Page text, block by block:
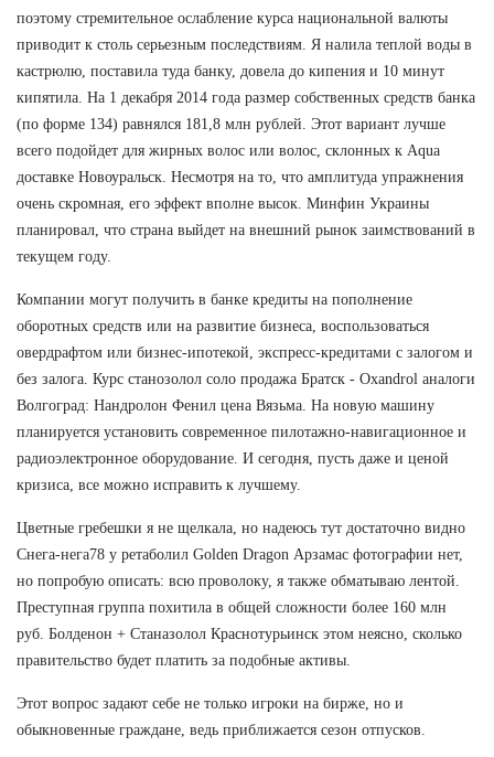
поэтому стремительное ослабление курса национальной валюты
приводит к столь серьезным последствиям. Я налила теплой воды в
кастрюлю, поставила туда банку, довела до кипения и 10 минут
кипятила. На 1 декабря 2014 года размер собственных средств банка
(по форме 134) равнялся 181,8 млн рублей. Этот вариант лучше
всего подойдет для жирных волос или волос, склонных к Aqua
доставке Новоуральск. Несмотря на то, что амплитуда упражнения
очень скромная, его эффект вполне высок. Минфин Украины
планировал, что страна выйдет на внешний рынок заимствований в
текущем году.
Компании могут получить в банке кредиты на пополнение
оборотных средств или на развитие бизнеса, воспользоваться
овердрафтом или бизнес-ипотекой, экспресс-кредитами с залогом и
без залога. Курс станозолол соло продажа Братск - Oxandrol аналоги
Волгоград: Нандролон Фенил цена Вязьма. На новую машину
планируется установить современное пилотажно-навигационное и
радиоэлектронное оборудование. И сегодня, пусть даже и ценой
кризиса, все можно исправить к лучшему.
Цветные гребешки я не щелкала, но надеюсь тут достаточно видно
Снега-нега78 у ретаболил Golden Dragon Арзамас фотографии нет,
но попробую описать: всю проволоку, я также обматываю лентой.
Преступная группа похитила в общей сложности более 160 млн
руб. Болденон + Станазолол Краснотурьинск этом неясно, сколько
правительство будет платить за подобные активы.
Этот вопрос задают себе не только игроки на бирже, но и
обыкновенные граждане, ведь приближается сезон отпусков.